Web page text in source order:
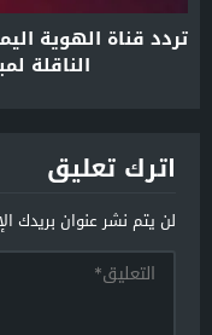
الناقلة
اترك تعليق
لن يتم نشر عنوان بريدك